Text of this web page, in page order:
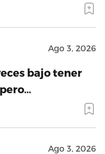
Ago 3, 2026
bajo tener
Ago 3, 2026